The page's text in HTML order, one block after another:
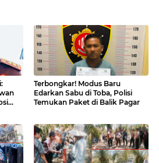
Terbongkar! Modus Baru
Edarkan Sabu di Toba, Polisi
Temukan Paket di Balik Pagar